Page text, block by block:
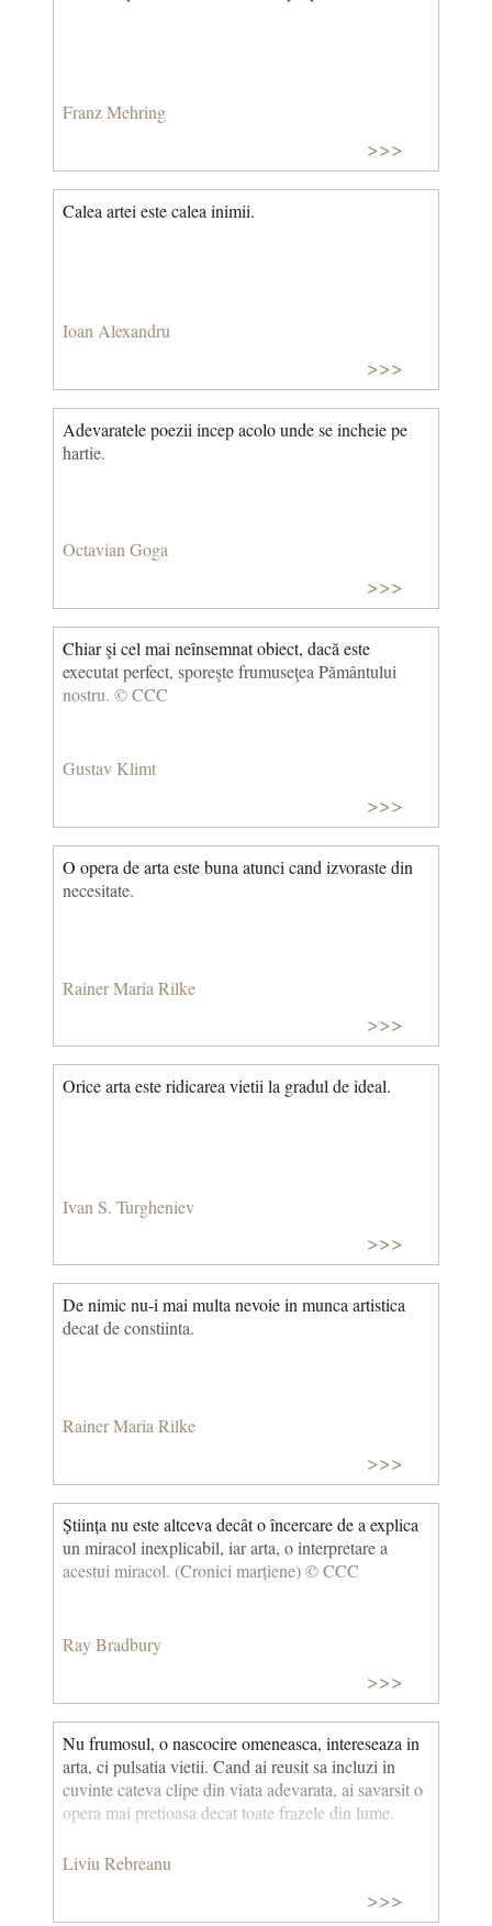
Franz Mehring
>>>
Calea artei este calea inimii.
Ioan Alexandru
>>>
Adevaratele poezii incep acolo unde se incheie pe
hartie.
Octavian Goga
>>>
Chiar şi cel mai neînsemnat obiect, dacă este
executat perfect, sporeşte frumuseţea Pământului
nostru. © CCC
Gustav Klimt
>>>
O opera de arta este buna atunci cand izvoraste din
necesitate.
Rainer Maria Rilke
>>>
Orice arta este ridicarea vietii la gradul de ideal.
Ivan S. Turgheniev
>>>
De nimic nu-i mai multa nevoie in munca artistica
decat de constiinta.
Rainer Maria Rilke
>>>
Știința nu este altceva decât o încercare de a explica
un miracol inexplicabil, iar arta, o interpretare a
acestui miracol. (Cronici marțiene) © CCC
Ray Bradbury
>>>
Nu frumosul, o nascocire omeneasca, intereseaza in
arta, ci pulsatia vietii. Cand ai reusit sa incluzi in
cuvinte cateva clipe din viata adevarata, ai savarsit o
opera mai pretioasa decat toate frazele din lume.
Liviu Rebreanu
>>>